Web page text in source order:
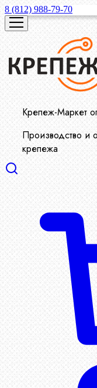
8 (812) 988-79-70
Крепеж-Маркет
Производство и
крепежа